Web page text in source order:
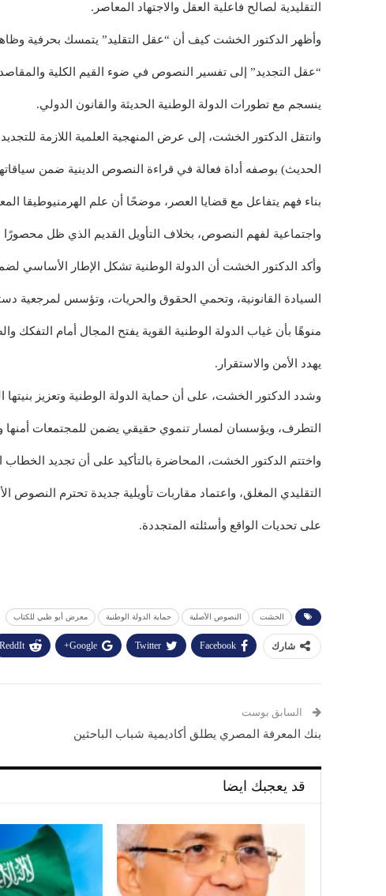
التقليدية لصالح فاعلية العقل والاجتهاد المعاصر.
وأظهر الدكتور الخشت كيف أن “عقل التقليد” يتمسك بحرفية
“عقل التجديد” إلى تفسير النصوص في ضوء القيم الكلية
ينسجم مع تطورات الدولة الوطنية الحديثة والقانون الدولي.
وانتقل الدكتور الخشت، إلى عرض المنهجية العلمية اللازمة
الحديث) بوصفه أداة فعالة في قراءة النصوص الدينية ضمن
بناء فهم يتفاعل مع قضايا العصر، موضحًا أن علم الهرمنيوطيقا
واجتماعية لفهم النصوص، بخلاف التأويل القديم الذي ظل
وأكد الدكتور الخشت أن الدولة الوطنية تشكل الإطار الأساسي
السيادة القانونية، وتحمي الحقوق والحريات، وتؤسس لمرجعية
منوهًا بأن غياب الدولة الوطنية القوية يفتح المجال أمام التفكك
يهدد الأمن والاستقرار.
وشدد الدكتور الخشت، على أن حماية الدولة الوطنية وتعزيز بنيتها
التطرف، ويؤسسان لمسار تنموي حقيقي يضمن للمجتمعات أمنها
واختتم الدكتور الخشت، المحاضرة بالتأكيد على أن تجديد
التقليدي المغلق، واعتماد مقاربات تأويلية جديدة تحترم النصوص
على تحديات الواقع وأسئلته المتجددة.
الخشت النصوص الأصلية حماية الدولة الوطنية معرض أبو ظبي للكتاب
شارك Facebook
Twitter
Google+
ReddIt
السابق بوست
بنك المعرفة المصري يطلق أكاديمية شباب الباحثين
قد يعجبك ايضا